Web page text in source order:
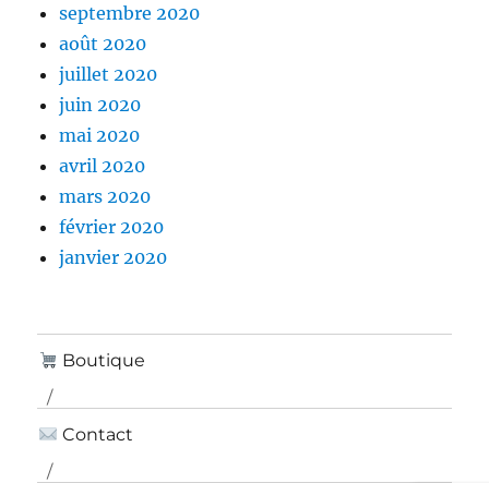
septembre 2020
août 2020
juillet 2020
juin 2020
mai 2020
avril 2020
mars 2020
février 2020
janvier 2020
Boutique
Contact